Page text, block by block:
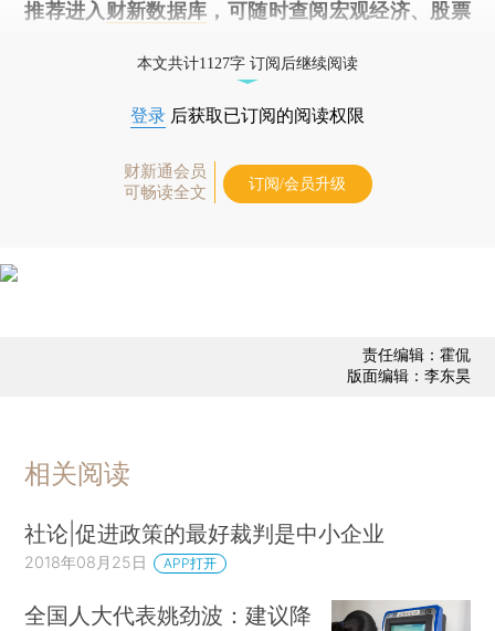
推荐进入 财新数据库 ，可随时查阅宏观经济、股票
本文共计1127字 订阅后继续阅读
登录 后获取已订阅的阅读权限
财新通会员
可畅读全文
订阅/会员升级
责任编辑：霍侃
版面编辑：李东昊
相关阅读
社论|促进政策的最好裁判是中小企业
2018年08月25日 APP打开
全国人大代表姚劲波：建议降